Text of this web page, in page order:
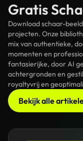
Gratis
Download schaar-
projecten. Onze
mix van authentieke,
momenten en
fantasierijke, door AI
achtergronden en
royaltyvrij en
Bekijk alle